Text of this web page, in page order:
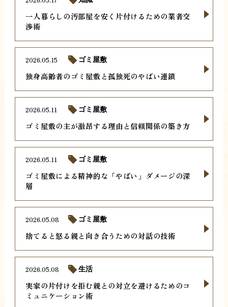
一人暮らしの汚部屋を安く片付けるための業者交
渉術
独身高齢者のゴミ屋敷と孤独死のやばい連鎖
2026.05.15 ゴミ屋敷
ゴミ屋敷の主が激昂する理由と信頼関係の築き方
2026.05.11 ゴミ屋敷
ゴミ屋敷による精神的な「やばい」ダメージの深
層
2026.05.11 ゴミ屋敷
捨てると怒る親と向き合うための対話の技術
2026.05.08 ゴミ屋敷
実家の片付けを拒む親との対立を避けるためのコ
ミュニケーション術
2026.05.08 生活